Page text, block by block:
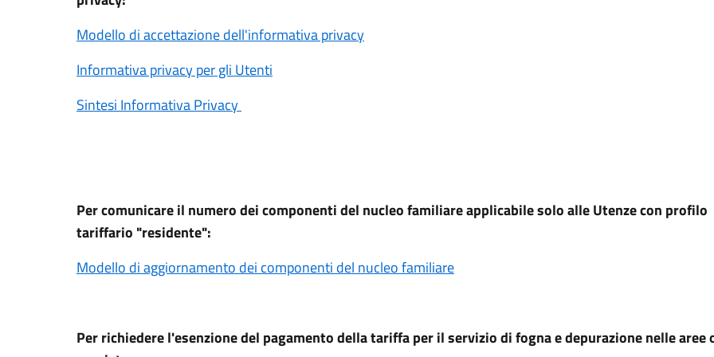
Modello di accettazione dell'informativa privacy
Informativa privacy per gli Utenti
Sintesi Informativa Privacy
Per comunicare il numero dei componenti del nucleo familiare applicabile solo alle Utenze con profilo
tariffario "residente":
Modello di aggiornamento dei componenti del nucleo familiare
Per richiedere l'esenzione del pagamento della tariffa per il servizio di fogna e depurazione nelle aree